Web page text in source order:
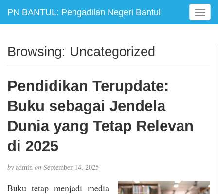
PN BANTUL: Pengadilan Negeri Bantul
T
o
e
Browsing: Uncategorized
Pendidikan Terupdate:
Buku sebagai Jendela
Dunia yang Tetap Relevan
di 2025
by admin on September 14, 2025
Buku tetap menjadi media